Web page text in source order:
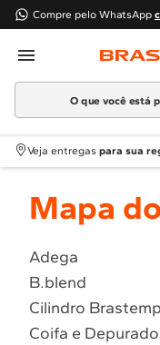
Compre pelo WhatsApp
Em
O que você está
Termos mais buscados
1º Geladeira
2
Fogao
4 º Lava Louça
5 º Cooktop
6º Microondas
7º Forno
Veja entregas para sua
Mapa
Adega
B.blend
Cilindro Brastemp
Coifa e